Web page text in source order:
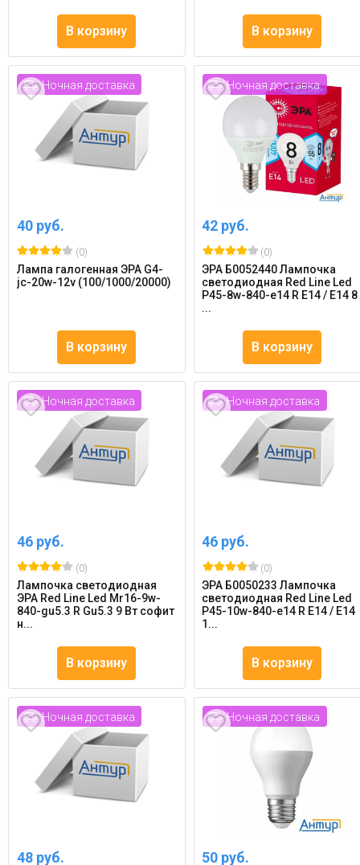
В корзину В корзину
Ночная доставка
40 руб.
(0)
Лампа галогенная ЭРА G4-
jc-20w-12v (100/1000/20000)
В корзину
Ночная доставка
42 руб.
(0)
ЭРА Б0052440 Лампочка
светодиодная Red Line Led
P45-8w-840-e14 R E14 / Е14 8
...
В корзину
Ночная доставка
46 руб.
(0)
Лампочка светодиодная
ЭРА Red Line Led Mr16-9w-
840-gu5.3 R Gu5.3 9 Вт софит
н...
В корзину
Ночная доставка
46 руб.
(0)
ЭРА Б0050233 Лампочка
светодиодная Red Line Led
P45-10w-840-e14 R Е14 / E14
1...
В корзину
Ночная доставка
48 руб.
Ночная доставка
50 руб.